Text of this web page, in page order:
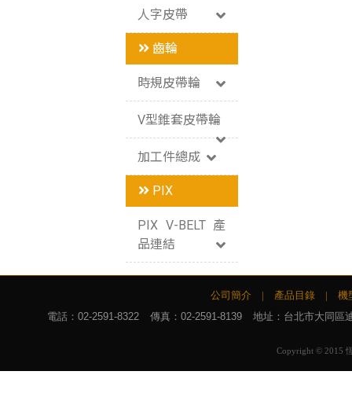
人字皮帶
齒輪
時規皮帶輪
V型錐套皮帶輪
加工件總成
PIX
PIX V-BELT 產
品連結
公司簡介 | 產品目錄 |
機
電話：02-2591-8322 傳真：02-2591-8139 地址：台北市大同區
Copyright © 2015